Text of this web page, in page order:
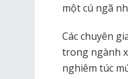
một cú ngã
Các chuyên
trong ngành
nghiêm túc